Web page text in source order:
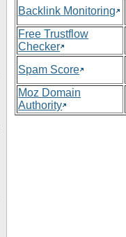
Backlink Monitoring
Free Trustflow
Checker
Spam Score
Moz Domain
Authority